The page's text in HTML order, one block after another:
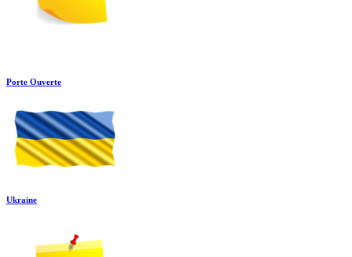
Porte Ouverte
Ukraine